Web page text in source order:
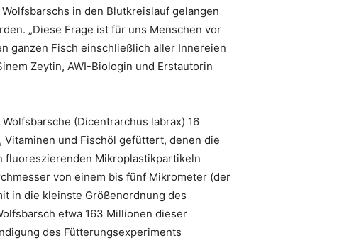
in den Blutkreislauf gelangen
„Diese Frage ist für uns Menschen vor
ganzen Fisch einschließlich aller Innereien
Zeytin, AWI-Biologin und Erstautorin
(Dicentrarchus labrax) 16
Vitaminen und Fischöl gefüttert, denen die
fluoreszierenden Mikroplastikpartikeln
von einem bis fünf Mikrometer (der
in die kleinste Größenordnung des
etwa 163 Millionen dieser
des Fütterungsexperiments